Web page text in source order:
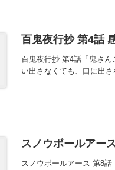
百鬼夜行抄 第4話
百鬼夜行抄 第4話「鬼さ
い出さなくても、口に出さ
スノウボールアー
スノウボールアース 第8